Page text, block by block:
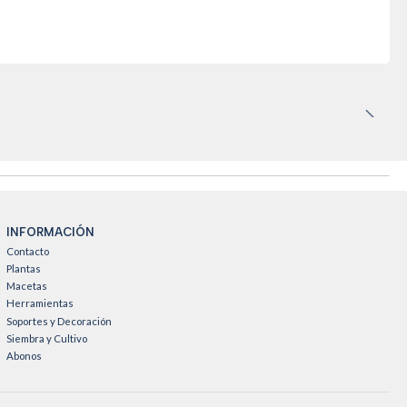
INFORMACIÓN
Contacto
Plantas
Macetas
Herramientas
Soportes y Decoración
Siembra y Cultivo
Abonos